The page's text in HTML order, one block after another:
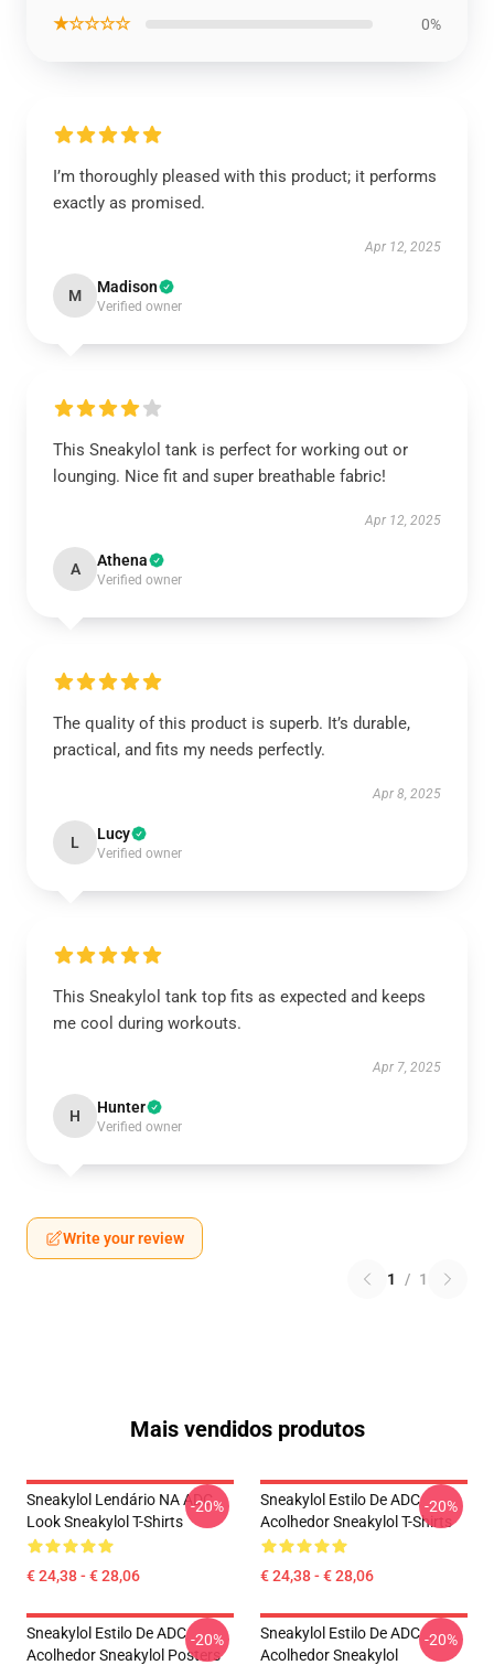
★☆☆☆☆ 0%
I’m thoroughly pleased with this product; it performs
exactly as promised.
Apr 12, 2025
M Madison
Verified owner
This Sneakylol tank is perfect for working out or
lounging. Nice fit and super breathable fabric!
Apr 12, 2025
A Athena
Verified owner
The quality of this product is superb. It’s durable,
practical, and fits my needs perfectly.
Apr 8, 2025
L Lucy
Verified owner
This Sneakylol tank top fits as expected and keeps
me cool during workouts.
Apr 7, 2025
H Hunter
Verified owner
Write your review
1 / 1
Mais vendidos produtos
Sneakylol Lendário NA ADC
Look Sneakylol T-Shirts
€ 24,38 - € 28,06
-20%
Sneakylol Estilo De ADC
Acolhedor Sneakylol T-Shirts
€ 24,38 - € 28,06
-20%
Sneakylol Estilo De ADC
Acolhedor Sneakylol Posters
-20%
Sneakylol Estilo De ADC
Acolhedor Sneakylol
-20%